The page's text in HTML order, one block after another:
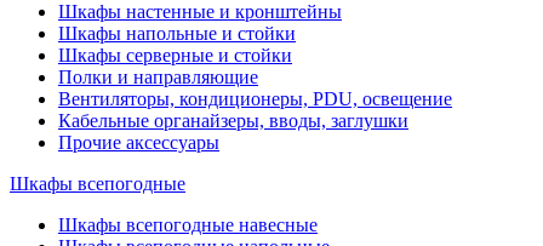
Шкафы настенные и кронштейны
Шкафы напольные и стойки
Шкафы серверные и стойки
Полки и направляющие
Вентиляторы, кондиционеры, PDU, освещение
Кабельные органайзеры, вводы, заглушки
Прочие аксеcсуары
Шкафы всепогодные
Шкафы всепогодные навесные